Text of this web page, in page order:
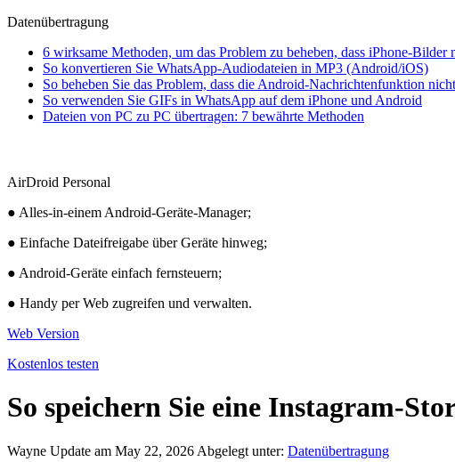
Datenübertragung
6 wirksame Methoden, um das Problem zu beheben, dass iPhone-Bilder
So konvertieren Sie WhatsApp-Audiodateien in MP3 (Android/iOS)
So beheben Sie das Problem, dass die Android-Nachrichtenfunktion
So verwenden Sie GIFs in WhatsApp auf dem iPhone und Android
Dateien von PC zu PC übertragen: 7 bewährte Methoden
AirDroid Personal
● Alles-in-einem Android-Geräte-Manager;
● Einfache Dateifreigabe über Geräte hinweg;
● Android-Geräte einfach fernsteuern;
● Handy per Web zugreifen und verwalten.
Web Version
Kostenlos testen
So speichern Sie eine Instagram-
Wayne Update am May 22, 2026 Abgelegt unter: Datenübertragung